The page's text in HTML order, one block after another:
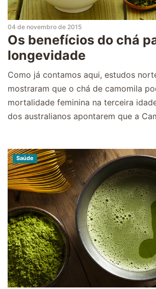
04 de novembro de 2015
Os benefícios do chá
longevidade
Como já contamos aqui, estudos
mostraram que o chá de camomila
mortalidade feminina na terceira
dos australianos apontarem que a
Saúde